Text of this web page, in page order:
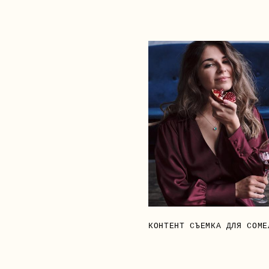
КОНТЕНТ СЪЕМКА ДЛЯ